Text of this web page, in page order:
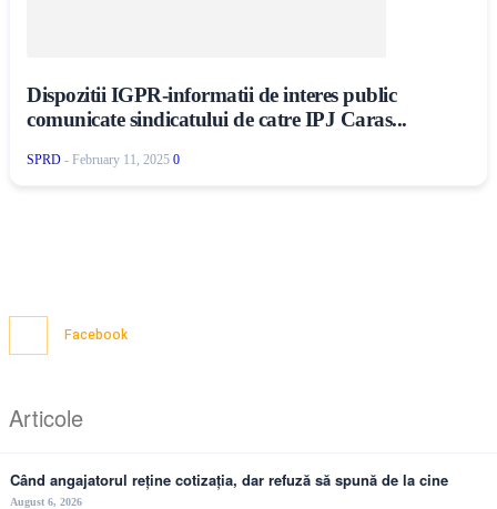
Dispozitii IGPR-informatii de interes public
comunicate sindicatului de catre IPJ Caras...
SPRD - February 11, 2025 0
Facebook
Articole
Când angajatorul reține cotizația, dar refuză să spună de la cine
August 6, 2026